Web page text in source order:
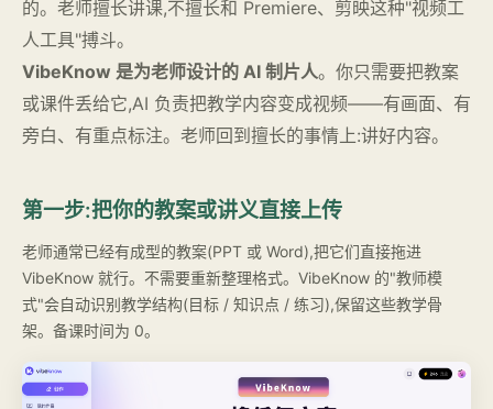
的。老师擅长讲课,不擅长和 Premiere、剪映这种"视频工
人工具"搏斗。
VibeKnow 是为老师设计的 AI 制片人。你只需要把教案
或课件丢给它,AI 负责把教学内容变成视频——有画面、有
旁白、有重点标注。老师回到擅长的事情上:讲好内容。
第一步:把你的教案或讲义直接上传
老师通常已经有成型的教案(PPT 或 Word),把它们直接拖进
VibeKnow 就行。不需要重新整理格式。VibeKnow 的"教师模
式"会自动识别教学结构(目标 / 知识点 / 练习),保留这些教学骨
架。备课时间为 0。